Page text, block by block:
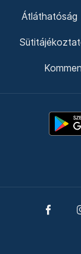
Átláthatóság